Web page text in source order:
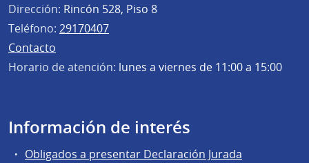
Dirección: Rincón 528, Piso 8
Teléfono: 29170407
Contacto
Horario de atención: lunes a viernes de 11:00 a 15:00
Información de interés
Obligados a presentar Declaración Jurada